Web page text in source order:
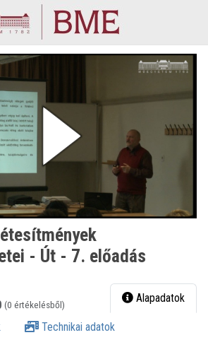
Tartalom kihagyása
- Út - 7. előadás
(0 értékelésből) Alapadatok
Technikai adatok